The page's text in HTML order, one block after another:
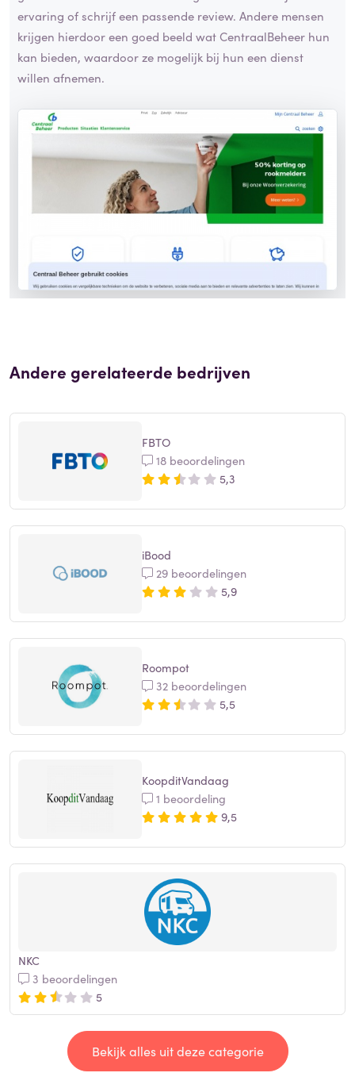
ervaring of schrijf een passende review. Andere mensen
krijgen hierdoor een goed beeld wat CentraalBeheer hun
kan bieden, waardoor ze mogelijk bij hun een dienst
willen afnemen.
Andere gerelateerde bedrijven
FBTO
18 beoordelingen
5,3
iBood
29 beoordelingen
5,9
Roompot
32 beoordelingen
5,5
KoopditVandaag
1 beoordeling
9,5
NKC
3 beoordelingen
5
Bekijk alles uit deze categorie